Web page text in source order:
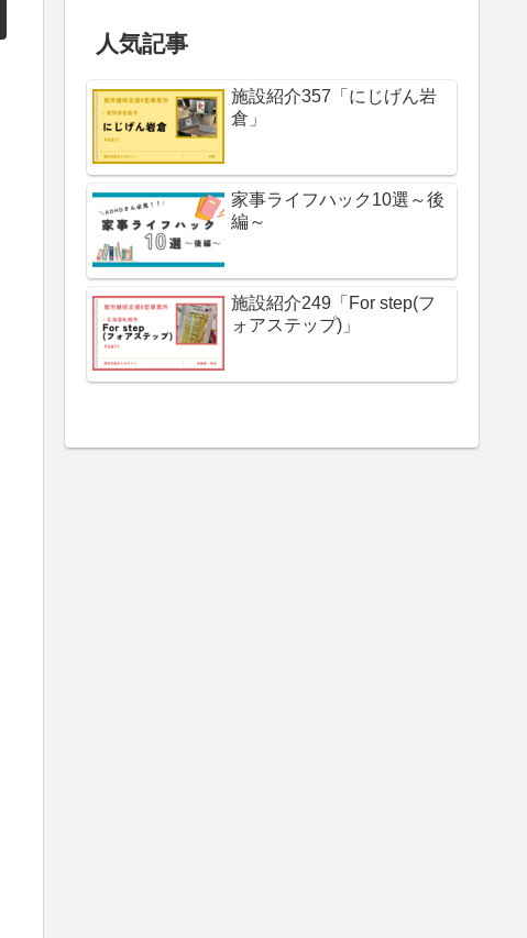
人気記事
施設紹介357「にじげん岩
倉」
家事ライフハック10選～後
編～
施設紹介249「For step(フ
ォアステップ)」